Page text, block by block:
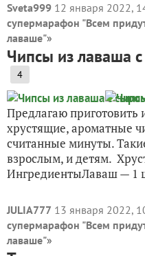
Sveta999 12 января 2022,
супермарафон "Всем
лаваше"»
Чипсы из лаваша
4
Предлагаю приготовить
хрустящие, ароматные
считанные минуты.
взрослым, и детям.
ИнгредиентыЛаваш —
JULIA777 13 января 2022,
супермарафон "Всем
лаваше"»